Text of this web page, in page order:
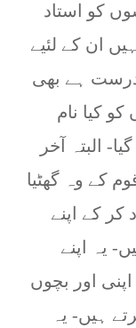
کو استاد
ان کے لئیے
درست ہے بھی
کیا نام
البتہ آخر
کے وہ گھٹیا
کر کے اپنے
یہ اپنے
اور بچوں
ہیں- یہ